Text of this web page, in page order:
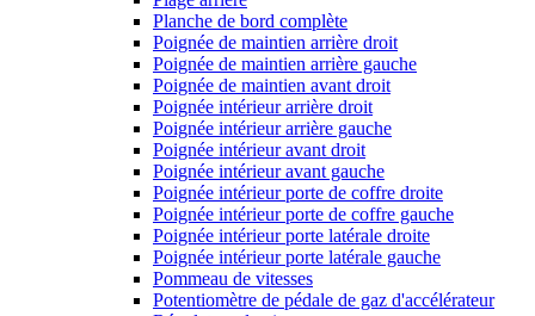
Planche de bord complète
Poignée de maintien arrière droit
Poignée de maintien arrière gauche
Poignée de maintien avant droit
Poignée intérieur arrière droit
Poignée intérieur arrière gauche
Poignée intérieur avant droit
Poignée intérieur avant gauche
Poignée intérieur porte de coffre droite
Poignée intérieur porte de coffre gauche
Poignée intérieur porte latérale droite
Poignée intérieur porte latérale gauche
Pommeau de vitesses
Potentiomètre de pédale de gaz d'accélérateur